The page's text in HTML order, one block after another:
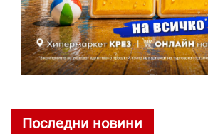
Последни новини